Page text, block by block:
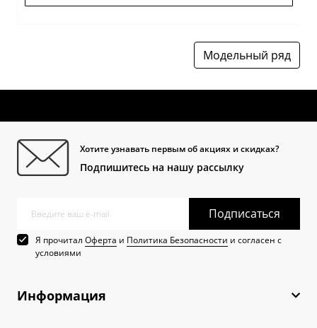
Модельный ряд
Хотите узнавать первым об акциях и скидках?
Подпишитесь на нашу рассылку
Подписаться
Я прочитал Оферта и Политика Безопасности и согласен с
условиями
Информация